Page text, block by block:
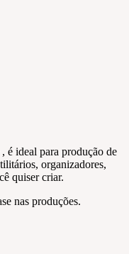
é ideal para produção de
organizadores,
quiser criar.
nas produções.